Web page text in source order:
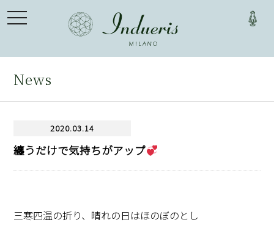
toggle
News
2020.03.14
纏うだけで気持ちがアップ
三寒四温の折り、晴れの日はほのぼのとし